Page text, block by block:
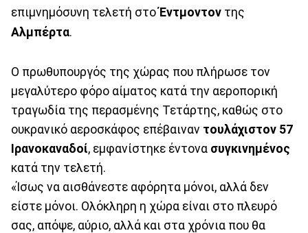
επιμνημόσυνη τελετή στοΈντμοντον της
Αλμπέρτα.
Ο πρωθυπουργός της χώρας που πλήρωσε τον
μεγαλύτερο φόρο αίματος κατά την αεροπορική
τραγωδία της περασμένης Τετάρτης, καθώς στο
ουκρανικό αεροσκάφος επέβαιναν τουλάχιστον 57
Ιρανοκαναδοί, εμφανίστηκε έντονα συγκινημένος
κατά την τελετή.
«Ίσως να αισθάνεστε αφόρητα μόνοι, αλλά δεν
είστε μόνοι. Ολόκληρη η χώρα είναι στο πλευρό
σας, απόψε, αύριο, αλλά και στα χρόνια που θα